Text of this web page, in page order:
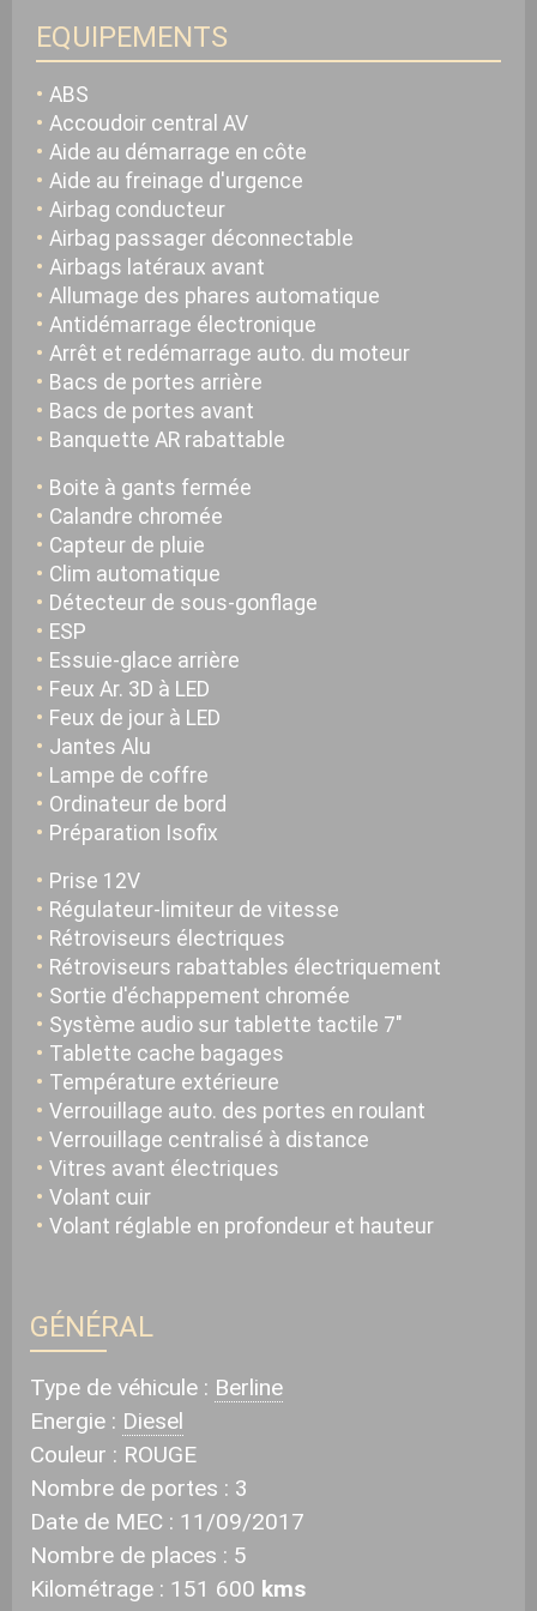
EQUIPEMENTS
ABS
Accoudoir central AV
Aide au démarrage en côte
Aide au freinage d'urgence
Airbag conducteur
Airbag passager déconnectable
Airbags latéraux avant
Allumage des phares automatique
Antidémarrage électronique
Arrêt et redémarrage auto. du moteur
Bacs de portes arrière
Bacs de portes avant
Banquette AR rabattable
Boite à gants fermée
Calandre chromée
Capteur de pluie
Clim automatique
Détecteur de sous-gonflage
ESP
Essuie-glace arrière
Feux Ar. 3D à LED
Feux de jour à LED
Jantes Alu
Lampe de coffre
Ordinateur de bord
Préparation Isofix
Prise 12V
Régulateur-limiteur de vitesse
Rétroviseurs électriques
Rétroviseurs rabattables électriquement
Sortie d'échappement chromée
Système audio sur tablette tactile 7"
Tablette cache bagages
Température extérieure
Verrouillage auto. des portes en roulant
Verrouillage centralisé à distance
Vitres avant électriques
Volant cuir
Volant réglable en profondeur et hauteur
GÉNÉRAL
Type de véhicule : Berline
Energie : Diesel
Couleur : ROUGE
Nombre de portes : 3
Date de MEC : 11/09/2017
Nombre de places : 5
Kilométrage : 151 600 kms